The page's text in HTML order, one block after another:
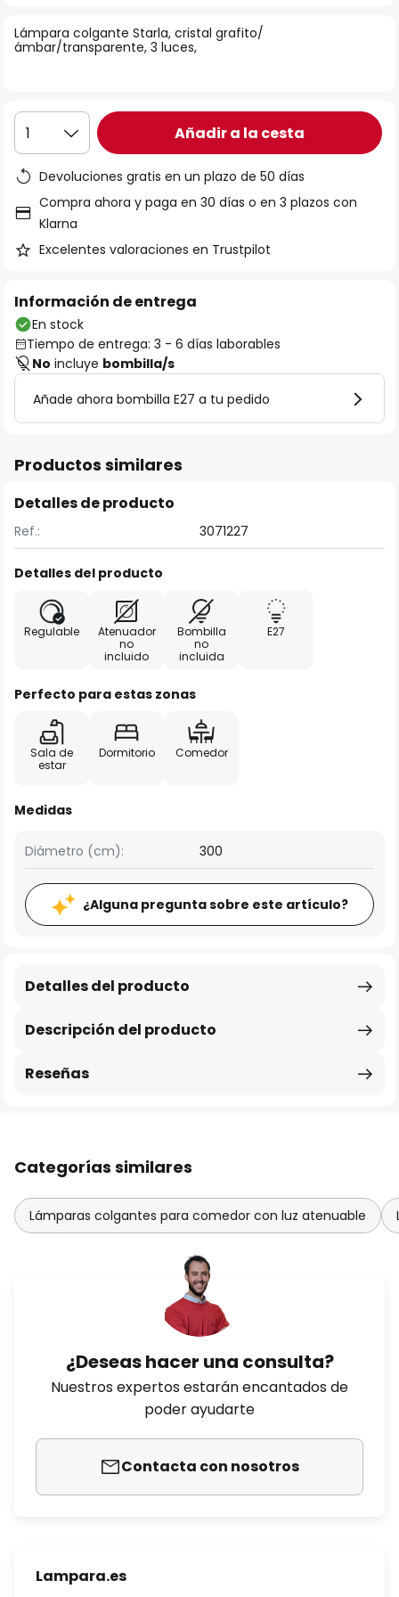
galería
de
Lámpara colgante Starla, cristal grafito/
ámbar/transparente, 3 luces,
1 Añadir a la cesta
Devoluciones gratis en un plazo de 50 días
Compra ahora y paga en 30 días o en 3 plazos con
Klarna
Excelentes valoraciones en Trustpilot
Información de entrega
En stock
Tiempo de entrega: 3 - 6 días laborables
No incluye bombilla/s
Añade ahora bombilla E27 a tu pedido
Productos similares
Detalles de producto
Ref.: 3071227
Detalles del producto
Regulable
Atenuador
no
incluido
Bombilla
no
incluida
E27
Perfecto para estas zonas
Sala de
estar
Dormitorio Comedor
Medidas
Diámetro (cm): 300
¿Alguna pregunta sobre este artículo?
Descripción del producto
Detalles del producto
Reseñas
Categorías similares
Lámparas colgantes para comedor con luz atenuable
¿Deseas hacer una consulta?
Nuestros expertos estarán encantados de
poder ayudarte
Contacta con nosotros
Lampara.es